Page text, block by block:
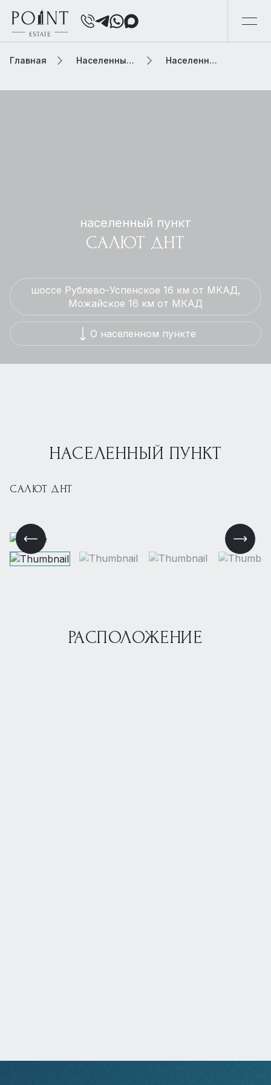
Главная Населенный пункт Населенный пункт салют днт
населенный пункт
САЛЮТ ДНТ
шоссе Рублево-Успенское 16 км от МКАД,
Можайское 16 км от МКАД
О населенном пункте
НАСЕЛЕННЫЙ ПУНКТ
САЛЮТ ДНТ
РАСПОЛОЖЕНИЕ